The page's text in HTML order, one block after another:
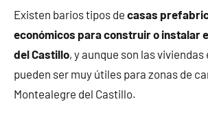
Existen barios tipos de casas
económicos para construir o instalar
del Castillo, y aunque son las
pueden ser muy útiles para zonas de
Montealegre del Castillo.